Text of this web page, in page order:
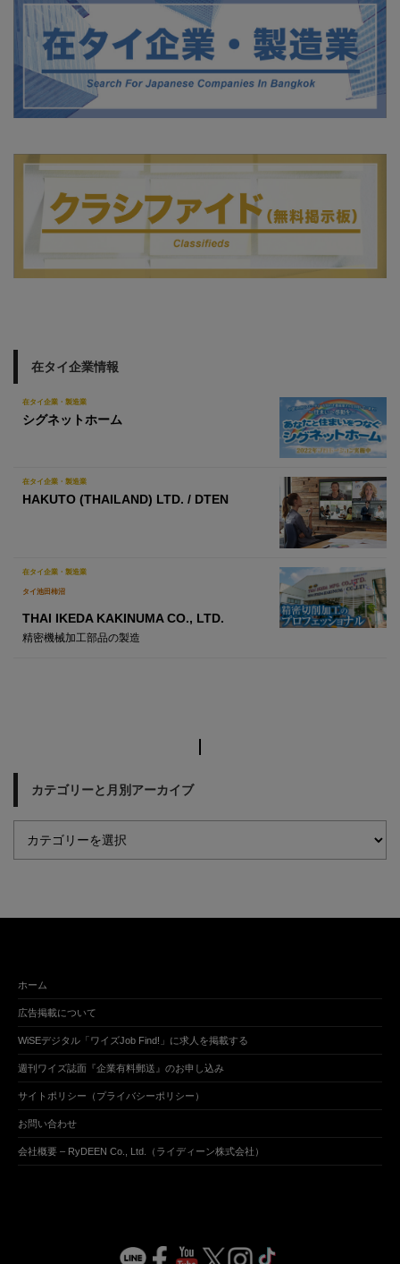
在タイ企業情報
在タイ企業・製造業
シグネットホーム
在タイ企業・製造業
HAKUTO (THAILAND) LTD. / DTEN
在タイ企業・製造業
タイ池田柿沼
THAI IKEDA KAKINUMA CO., LTD.
精密機械加工部品の製造
カテゴリーと月別アーカイブ
ホーム
広告掲載について
WiSEデジタル「ワイズJob Find!」に求人を掲載する
週刊ワイズ誌面『企業有料郵送』のお申し込み
サイトポリシー（プライバシーポリシー）
お問い合わせ
会社概要 – RyDEEN Co., Ltd.（ライディーン株式会社）